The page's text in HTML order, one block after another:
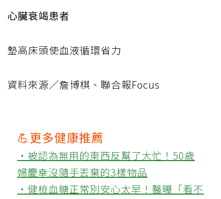
心臟衰竭患者
墊高床頭使血液循環省力
資料來源／詹博棋、聯合報Focus
💪更多健康推薦
‧被認為無用的東西反幫了大忙！50歲
婦慶幸沒隨手丟棄的3樣物品
‧健檢血糖正常別安心太早！醫曝「看不